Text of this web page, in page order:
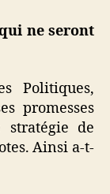
ne seront
Politiques,
promesses
stratégie de
Ainsi a-t-